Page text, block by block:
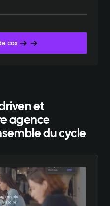
cas
et
agence
du cycle